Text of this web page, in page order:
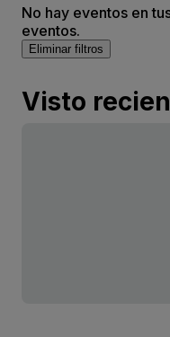
No hay eventos en
eventos.
Eliminar filtros
Visto